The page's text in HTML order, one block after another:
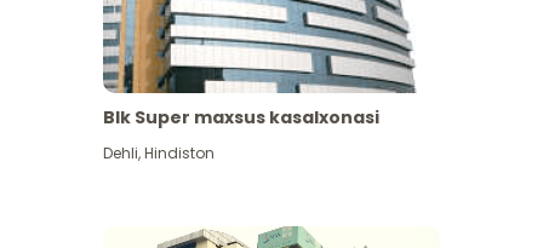
Blk Super maxsus kasalxonasi
Dehli,Hindiston